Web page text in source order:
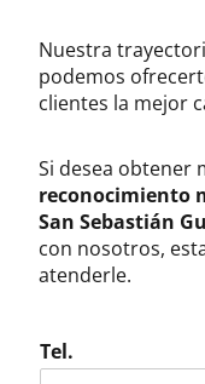
Nuestra
podemos
clientes la mejor
Si desea obtener
reconocimiento
San Sebastián
con nosotros,
atenderle.
Tel.